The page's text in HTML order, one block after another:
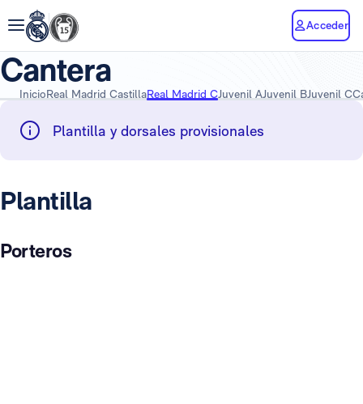
Acceder
Cantera
InicioReal Madrid CastillaReal Madrid CJuvenil AJuvenil BJuvenil C
Plantilla y dorsales provisionales
Plantilla
Porteros